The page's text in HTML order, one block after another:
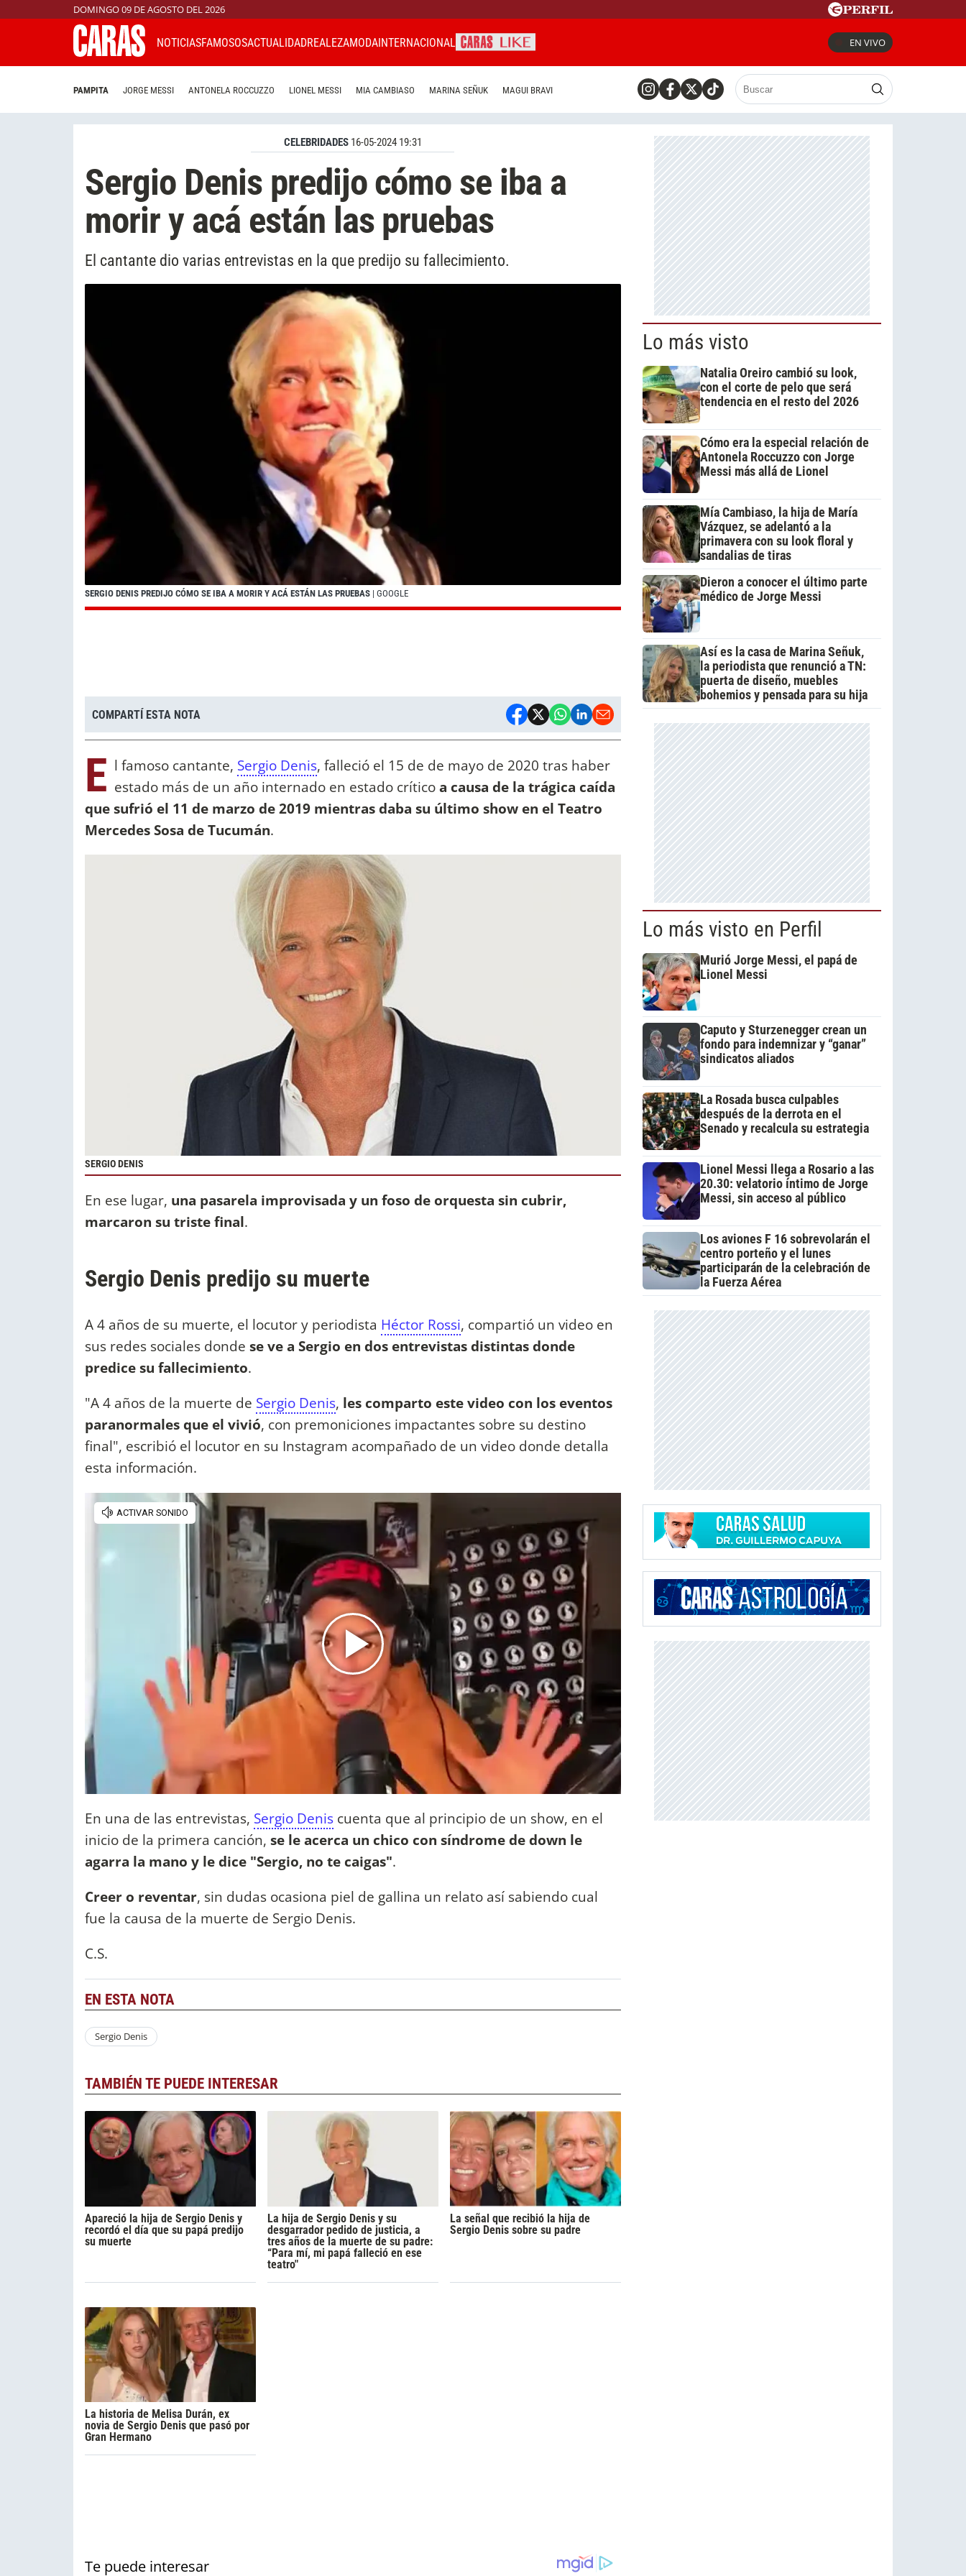
DOMINGO 09 DE AGOSTO DEL 2026
NOTICIASFAMOSOSACTUALIDADREALEZAMODAINTERNACIONAL EN VIVO
PAMPITA JORGE MESSI ANTONELA ROCCUZZO LIONEL MESSI MIA CAMBIASO MARINA SEÑUK MAGUI BRAVI
CELEBRIDADES 16-05-2024 19:31
Sergio Denis predijo cómo se iba a
morir y acá están las pruebas
El cantante dio varias entrevistas en la que predijo su fallecimiento.
SERGIO DENIS PREDIJO CÓMO SE IBA A MORIR Y ACÁ ESTÁN LAS PRUEBAS | GOOGLE
COMPARTÍ ESTA NOTA
E l famoso cantante, Sergio Denis, falleció el 15 de de mayo de 2020 tras haber
estado más de un año internado en estado críticoa causa de la trágica caída
que sufrió el 11 de marzo de 2019 mientras daba su último show en el Teatro
Mercedes Sosa de Tucumán.
SERGIO DENIS
En ese lugar, una pasarela improvisada y un foso de orquesta sin cubrir,
marcaron su triste final.
Sergio Denis predijo su muerte
A 4 años de su muerte, el locutor y periodista Héctor Rossi, compartió un video en
sus redes sociales donde se ve a Sergio en dos entrevistas distintas donde
predice su fallecimiento.
"A 4 años de la muerte de Sergio Denis, les comparto este video con los eventos
paranormales que el vivió, con premoniciones impactantes sobre su destino
final", escribió el locutor en su Instagram acompañado de un video donde detalla
esta información.
En una de las entrevistas, Sergio Denis cuenta que al principio de un show, en el
inicio de la primera canción, se le acerca un chico con síndrome de down le
agarra la mano y le dice "Sergio, no te caigas".
Creer o reventar, sin dudas ocasiona piel de gallina un relato así sabiendo cual
fue la causa de la muerte de Sergio Denis.
C.S.
EN ESTA NOTA
Sergio Denis
TAMBIÉN TE PUEDE INTERESAR
Apareció la hija de Sergio Denis y
recordó el día que su papá predijo
su muerte
La hija de Sergio Denis y su
desgarrador pedido de justicia, a
tres años de la muerte de su padre:
“Para mí, mi papá falleció en ese
teatro"
La señal que recibió la hija de
Sergio Denis sobre su padre
La historia de Melisa Durán, ex
novia de Sergio Denis que pasó por
Gran Hermano
Lo más visto
Natalia Oreiro cambió su look,
con el corte de pelo que será
tendencia en el resto del 2026
Cómo era la especial relación de
Antonela Roccuzzo con Jorge
Messi más allá de Lionel
Mía Cambiaso, la hija de María
Vázquez, se adelantó a la
primavera con su look floral y
sandalias de tiras
Dieron a conocer el último parte
médico de Jorge Messi
Así es la casa de Marina Señuk,
la periodista que renunció a TN:
puerta de diseño, muebles
bohemios y pensada para su hija
Lo más visto en Perfil
Murió Jorge Messi, el papá de
Lionel Messi
Caputo y Sturzenegger crean un
fondo para indemnizar y “ganar”
sindicatos aliados
La Rosada busca culpables
después de la derrota en el
Senado y recalcula su estrategia
Lionel Messi llega a Rosario a las
20.30: velatorio íntimo de Jorge
Messi, sin acceso al público
Los aviones F 16 sobrevolarán el
centro porteño y el lunes
participarán de la celebración de
la Fuerza Aérea